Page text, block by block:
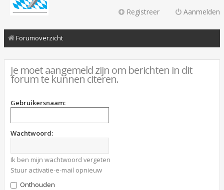
Aanmelden
Registreer
Forumoverzicht
Je moet aangemeld zijn om berichten in dit
forum te kunnen citeren.
Gebruikersnaam:
Wachtwoord:
Ik ben mijn wachtwoord vergeten
Stuur activatie-e-mail opnieuw
Onthouden